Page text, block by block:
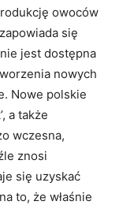
owoców
się
jest dostępna
nowych
Nowe polskie
a także
wczesna,
znosi
się uzyskać
to, że właśnie